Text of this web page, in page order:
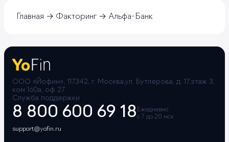
Главная Факторинг Альфа-Банк
ООО «Йофин», 117342, г. Москва,ул. Бутлерова, д. 17,этаж 3,
ком 160а, оф 27
Служба поддержки
8 800 600 69 18 Ежедневно
с 7 до 20 мск
support@yofin.ru